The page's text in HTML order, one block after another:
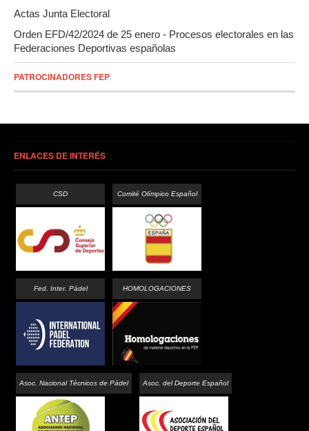
Actas Junta Electoral
Orden EFD/42/2024 de 25 enero - Procesos electorales en las
Federaciones Deportivas españolas
PATROCINADORES FEP
ENLACES DE INTERÉS
CSD Comité Olímpico Español
Fed. Inter. Pádel HOMOLOGACIONES
Asoc. Nacional Técnicos de Pádel Asoc. del Deporte Español